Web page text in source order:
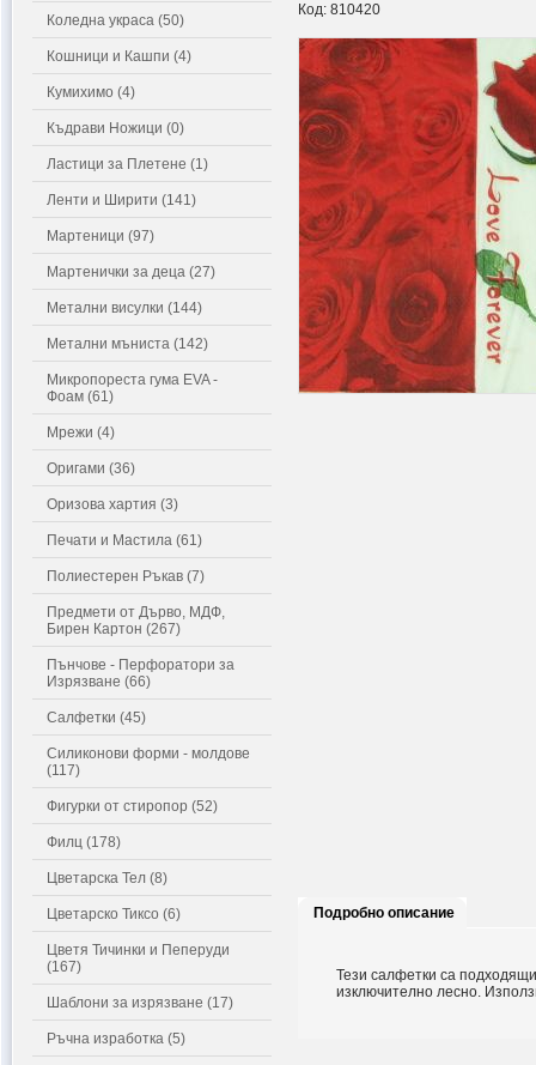
Коледна украса (50)
Кошници и Кашпи (4)
Кумихимо (4)
Къдрави Ножици (0)
Ластици за Плетене (1)
Ленти и Ширити (141)
Мартеници (97)
Мартенички за деца (27)
Метални висулки (144)
Метални мъниста (142)
Микропореста гума EVA -
Фоам (61)
Мрежи (4)
Оригами (36)
Оризова хартия (3)
Печати и Мастила (61)
Полиестерен Ръкав (7)
Предмети от Дърво, МДФ,
Бирен Картон (267)
Пънчове - Перфоратори за
Изрязване (66)
Салфетки (45)
Силиконови форми - молдове
(117)
Фигурки от стиропор (52)
Филц (178)
Цветарска Тел (8)
Цветарско Тиксо (6)
Цветя Тичинки и Пеперуди
(167)
Шаблони за изрязване (17)
Ръчна изработка (5)
Код: 810420
Подробно описание
Тези салфетки са
изключително лесно.